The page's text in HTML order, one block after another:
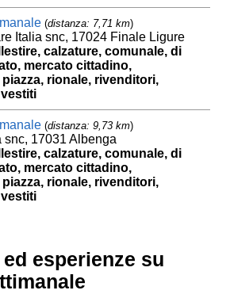
(distanza: 7,71 km)
Italia snc, 17024 Finale Ligure
calzature, comunale, di
mercato cittadino,
rionale, rivenditori,
(distanza: 9,73 km)
snc, 17031 Albenga
calzature, comunale, di
mercato cittadino,
rionale, rivenditori,
esperienze su